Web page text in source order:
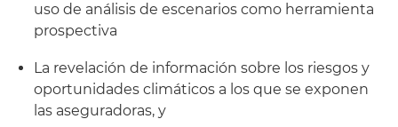
uso de análisis de escenarios como herramienta
prospectiva
La revelación de información sobre los riesgos y
oportunidades climáticos a los que se exponen
las aseguradoras, y